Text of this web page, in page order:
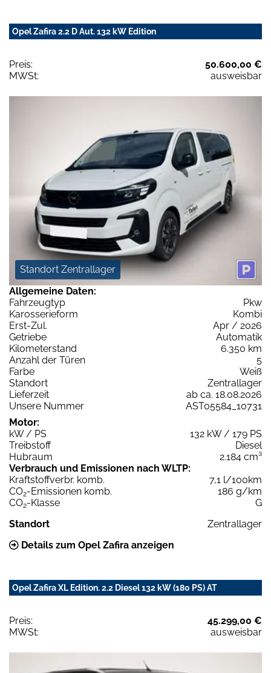
Opel Zafira 2.2 D Aut. 132 kW Edition
Preis:
50.600,00 €
MWSt:
ausweisbar
Standort Zentrallager
Allgemeine Daten:
Fahrzeugtyp
Pkw
Karosserieform
Kombi
Erst-Zul.
Apr / 2026
Getriebe
Automatik
Kilometerstand
6.350 km
Anzahl der Türen
5
Farbe
Weiß
Standort
Zentrallager
Lieferzeit
ab ca. 18.08.2026
Unsere Nummer
AST05584_10731
Motor:
kW / PS
132 kW / 179 PS
Treibstoff
Diesel
Hubraum
2.184 cm³
Verbrauch und Emissionen nach WLTP:
Kraftstoffverbr. komb.
7,1 l/100km
CO2-Emissionen komb.
186 g/km
CO2-Klasse
G
Standort
Zentrallager
Details zum Opel Zafira anzeigen
Opel Zafira XL Edition. 2.2 Diesel 132 kW (180 PS) AT
Preis:
45.299,00 €
MWSt:
ausweisbar